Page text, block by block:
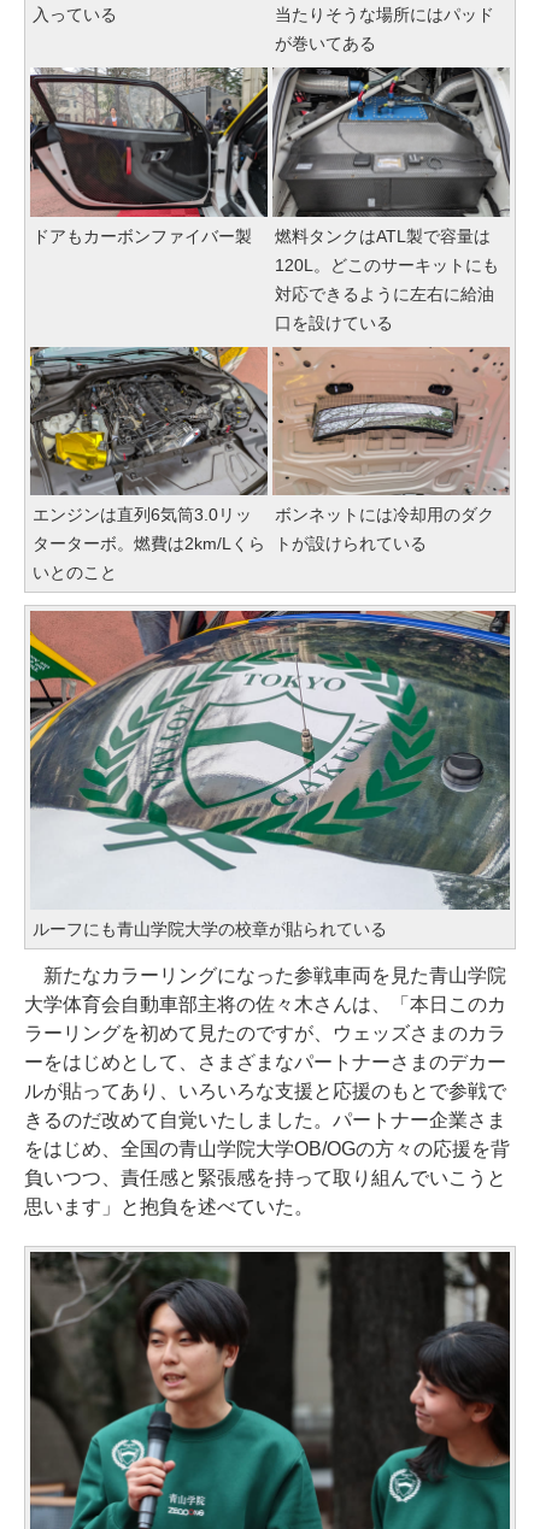
入っている
当たりそうな場所にはパッド
が巻いてある
ドアもカーボンファイバー製
燃料タンクはATL製で容量は
120L。どこのサーキットにも
対応できるように左右に給油
口を設けている
エンジンは直列6気筒3.0リッ
ターターボ。燃費は2km/Lくら
いとのこと
ボンネットには冷却用のダク
トが設けられている
ルーフにも青山学院大学の校章が貼られている
新たなカラーリングになった参戦車両を見た青山学院
大学体育会自動車部主将の佐々木さんは、「本日このカ
ラーリングを初めて見たのですが、ウェッズさまのカラ
ーをはじめとして、さまざまなパートナーさまのデカー
ルが貼ってあり、いろいろな支援と応援のもとで参戦で
きるのだ改めて自覚いたしました。パートナー企業さま
をはじめ、全国の青山学院大学OB/OGの方々の応援を背
負いつつ、責任感と緊張感を持って取り組んでいこうと
思います」と抱負を述べていた。